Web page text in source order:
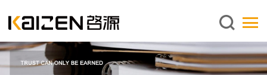
简体中文
关于启源